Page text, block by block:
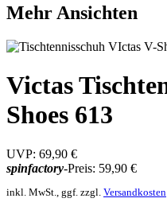
Mehr Ansichten
Victas
Shoes 613
UVP: 69,90 €
spinfactory-Preis: 59,90 €
inkl. MwSt., ggf. zzgl. Versandkosten